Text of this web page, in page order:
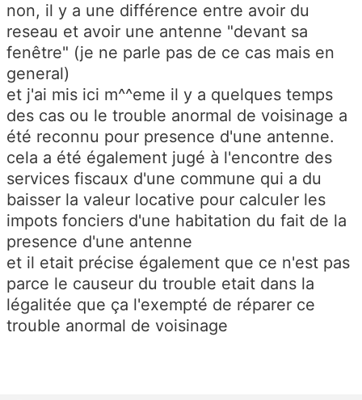
non, il y a une différence entre avoir du
reseau et avoir une antenne "devant sa
fenêtre" (je ne parle pas de ce cas mais en
general)
et j'ai mis ici m^^eme il y a quelques temps
des cas ou le trouble anormal de voisinage a
été reconnu pour presence d'une antenne.
cela a été également jugé à l'encontre des
services fiscaux d'une commune qui a du
baisser la valeur locative pour calculer les
impots fonciers d'une habitation du fait de la
presence d'une antenne
et il etait précise également que ce n'est pas
parce le causeur du trouble etait dans la
légalitée que ça l'exempté de réparer ce
trouble anormal de voisinage